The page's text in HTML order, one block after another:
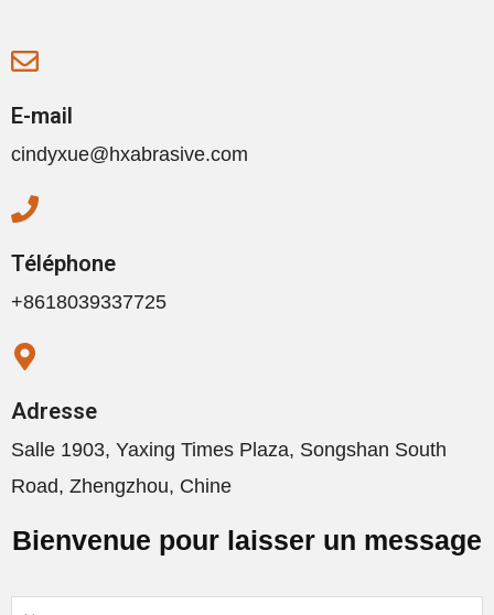
E-mail
cindyxue@hxabrasive.com
Téléphone
+8618039337725
Adresse
Salle 1903, Yaxing Times Plaza, Songshan South
Road, Zhengzhou, Chine
Bienvenue pour laisser un message